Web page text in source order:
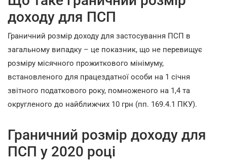
доходу для ПСП
Граничний розмір доходу для застосування ПСП в
загальному випадку – це показник, що не перевищує
розміру місячного прожиткового мінімуму,
встановленого для працездатної особи на 1 січня
звітного податкового року, помноженого на 1,4 та
округленого до найближчих 10 грн (пп. 169.4.1 ПКУ).
Граничний розмір доходу для
ПСП у 2020 році